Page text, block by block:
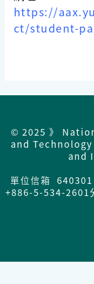
https://
ct/student-
© 2025 》
and
and
單位信箱
+886-5-534-2601